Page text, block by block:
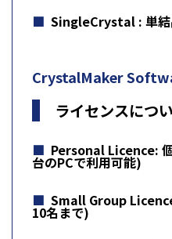
SingleCrystal : 単
CrystalMaker
ライセンスにつ
Personal Licence:
台のPCで利用可能)
Small Group
10名まで)